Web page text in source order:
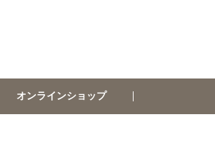
オンラインショップ